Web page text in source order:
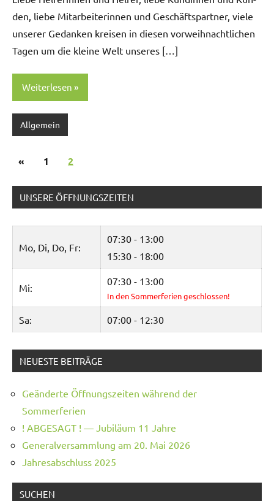
den, liebe Mitar­bei­t­erin­nen und Geschäftspart­ner, viele
unser­er Gedanken kreisen in diesen vor­wei­h­nachtlichen
Tagen um die kleine Welt unseres […]
Weiterlesen
Allgemein
Seitennummerierung
Beiträge
«Vorherige
1 2
UNSERE ÖFFNUNGSZEITEN
Mo, Di, Do, Fr:
07:30 - 13:00
15:30 - 18:00
Mi:
07:30 - 13:00
In den Sommerferien geschlossen!
Sa: 07:00 - 12:30
NEUESTE BEITRÄGE
Geänderte Öffnungszeiten während der
Sommerferien
! ABGESAGT ! — Jubiläum 11 Jahre
Generalversammlung am 20. Mai 2026
Jahresabschluss 2025
SUCHEN